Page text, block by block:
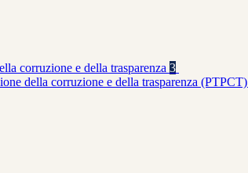
corruzione e della trasparenza 3
della corruzione e della trasparenza (PTPCT)